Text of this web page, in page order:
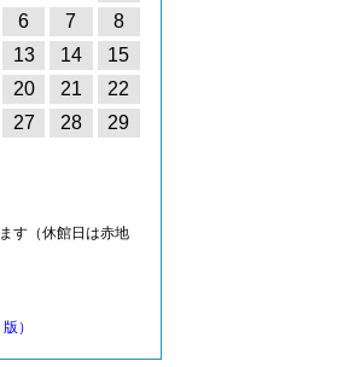
6 7
8
13 14
15
20 21
22
27 28
29
す（休館日は赤地
）